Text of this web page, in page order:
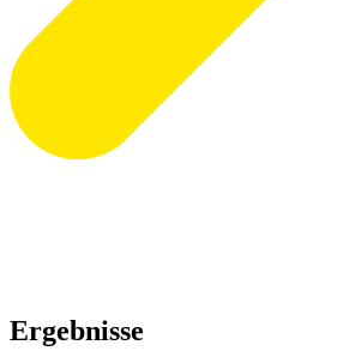
Ergebnisse